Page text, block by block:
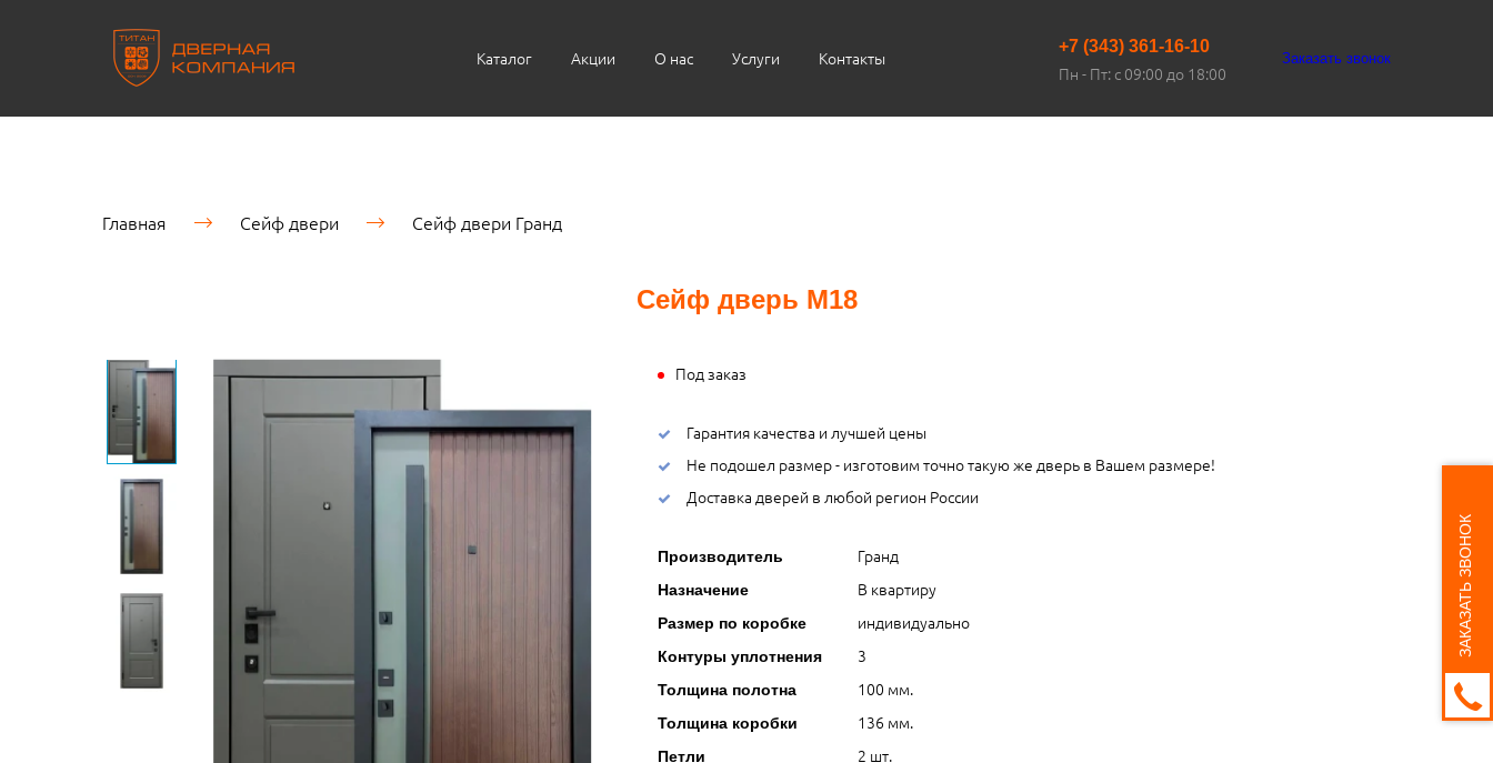
Каталог Акции О нас Услуги Контакты
+7 (343) 361-16-10
Пн - Пт: с 09:00 до 18:00
Заказать звонок
Главная Сейф двери Сейф двери Гранд
Сейф дверь М18
Под заказ
Гарантия качества и лучшей цены
Не подошел размер - изготовим точно такую же дверь в Вашем размере!
Доставка дверей в любой регион России
Производитель Гранд
Назначение В квартиру
Размер по коробке индивидуально
Контуры уплотнения 3
Толщина полотна 100 мм.
Толщина коробки 136 мм.
Петли 2 шт.
ЗАКАЗАТЬ ЗВОНОК